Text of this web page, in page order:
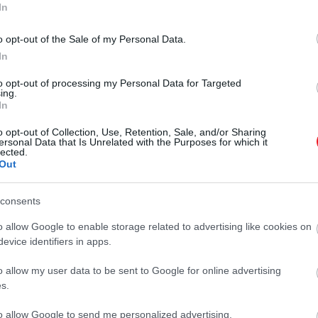
opt-out of the Sale of my Personal Data.
opt-out of processing my Personal Data for Targeted
opt-out of Collection, Use, Retention, Sale, and/or Sharing
Data that Is Unrelated with the Purposes for which it
allow Google to enable storage related to advertising like cookies on
identifiers in apps.
allow my user data to be sent to Google for online advertising
allow Google to send me personalized advertising.
buzdítás, sokkoló brutalitás,
túlfűtött szexualitás vagy
közt ezek azok az okok, amelyek
bemutatásukkor. Az értékes
alkotások azonban mindig utat
törnek maguknak, így bár az alábbi
2025. AUGUSZTUS 31. ● BÓDY KOLOS
megjelenése után egyből
betiltottak